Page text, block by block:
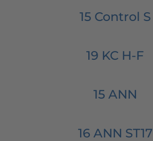
15 Control S
19 KC H-F
15 ANN
16 ANN ST17